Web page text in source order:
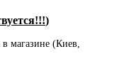
)
магазине (Киев,